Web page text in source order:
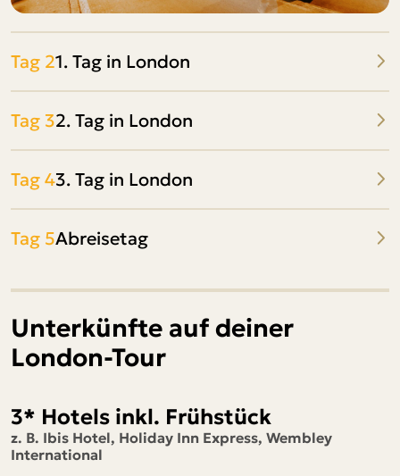
Tag 21. Tag in London
Tag 32. Tag in London
Tag 43. Tag in London
Tag 5Abreisetag
Unterkünfte auf deiner
London-Tour
3* Hotels inkl. Frühstück
z. B. Ibis Hotel, Holiday Inn Express, Wembley
International